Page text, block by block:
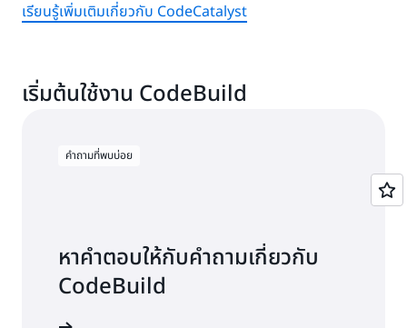
เรียนรู้เพิ่มเติมเกี่ยวกับ CodeCatalyst
เริ่มต้นใช้งาน CodeBuild
คำถามที่พบบ่อย
หาคำตอบให้กับคำถามเกี่ยวกับ
CodeBuild